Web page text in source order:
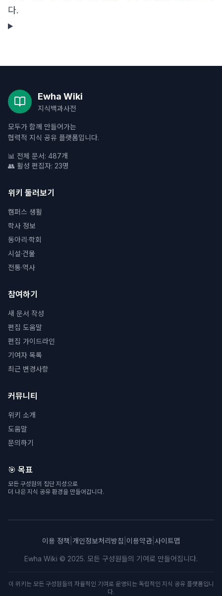
다.
Ewha Wiki
지식백과사전
모두가 함께 만들어가는
협력적 지식 공유 플랫폼입니다.
📊 전체 문서: 487개
👥 활성 편집자: 23명
위키 둘러보기
캠퍼스 생활
학사 정보
동아리·학회
시설·건물
전통·역사
참여하기
새 문서 작성
편집 도움말
편집 가이드라인
기여자 목록
최근 변경사항
커뮤니티
위키 소개
도움말
문의하기
🎯 목표
모든 구성원의 집단 지성으로
더 나은 지식 공유 환경을 만들어갑니다.
이용 정책 개인정보처리방침 이용약관| 사이트맵
Ewha Wiki © 2025. 모든 구성원들의 기여로 만들어집니다.
이 위키는 모든 구성원들의 자율적인 기여로 운영되는 독립적인 지식 공유 플랫폼입니
다.